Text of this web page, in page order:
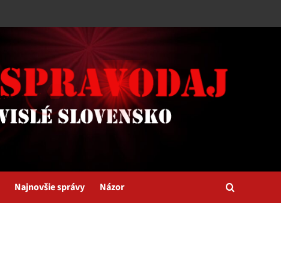
Najnovšie správy Názor